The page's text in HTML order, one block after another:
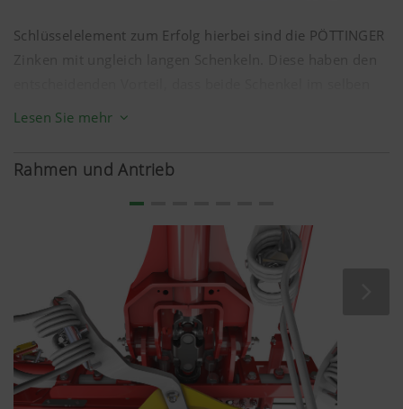
Schlüsselelement zum Erfolg hierbei sind die PÖTTINGER
Abstand zum Boden stehen.
und gleichmäßig vom Boden auf.
Der innere Zinkenschenkel kratzt nicht am Boden und
verschmutzt somit das Erntegut nicht.
Der äußere Schenkel nimmt das Futter schon früher
auf und bleibt länger am Boden, wodurch sich die
Überlappung zweier benachbarter Kreisel verbessert.
Lesen Sie mehr
Rahmen und Antrieb